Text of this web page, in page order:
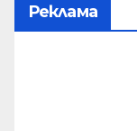
Реклама